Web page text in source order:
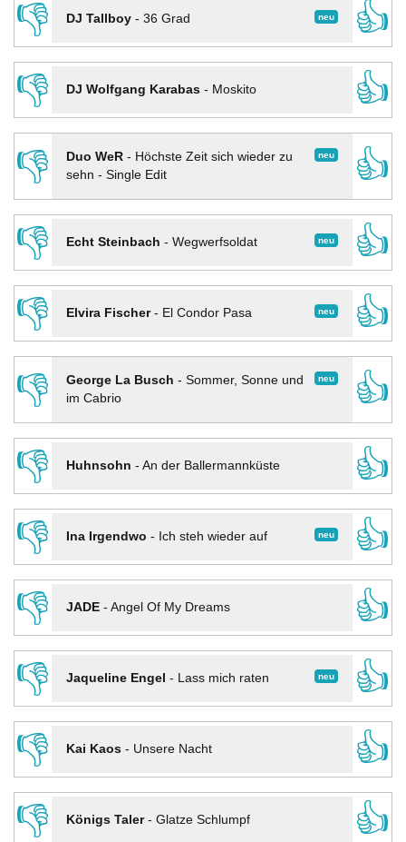
👎 neu
DJ Tallboy- 36 Grad
👍
👎
DJ Wolfgang Karabas- Moskito
👍
👎
neu
Duo WeR- Höchste Zeit sich wieder zu
sehn - Single Edit
👍
👎
neu
Echt Steinbach - Wegwerfsoldat
👍
👎
neu
Elvira Fischer- El Condor Pasa
👍
👎
neu
George La Busch - Sommer, Sonne und
im Cabrio
👍
👎
Huhnsohn - An der Ballermannküste
👍
👎
neu
Ina Irgendwo - Ich steh wieder auf
👍
👎
JADE- Angel Of My Dreams
👍
👎
neu
Jaqueline Engel - Lass mich raten
👍
👎
Kai Kaos- Unsere Nacht
👍
👎
Königs Taler- Glatze Schlumpf
👍